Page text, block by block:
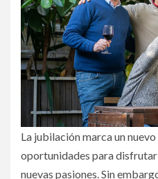
La jubilación marca un
oportunidades para
nuevas pasiones. Sin